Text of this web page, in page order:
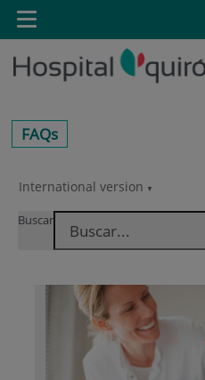
Saltar al contenido
Saltar
contenido
Selector
idioma
International version
centros-
faq
FAQs
Buscar
Toggle
navigation